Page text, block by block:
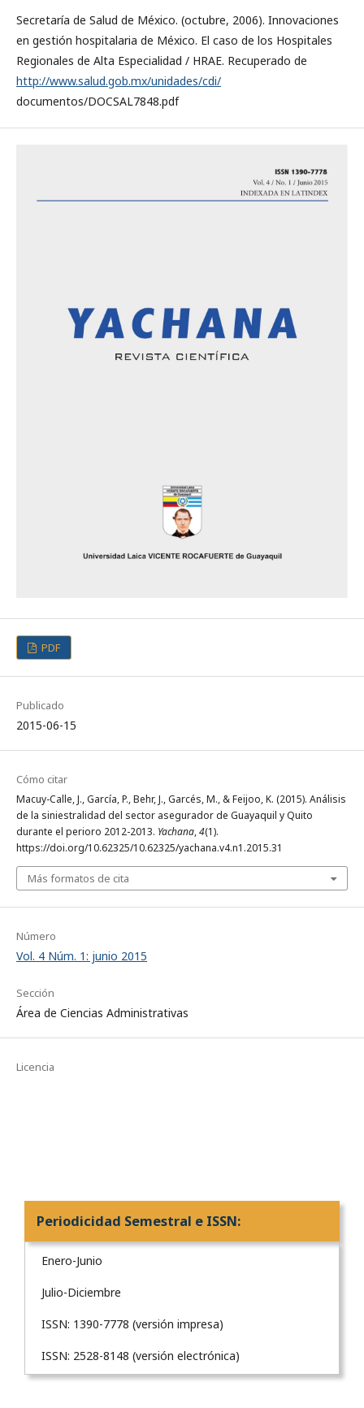
Secretaría de Salud de México. (octubre, 2006). Innovaciones
en gestión hospitalaria de México. El caso de los Hospitales
Regionales de Alta Especialidad / HRAE. Recuperado de
http://www.salud.gob.mx/unidades/cdi/
documentos/DOCSAL7848.pdf
PDF
Publicado
2015-06-15
Cómo citar
Macuy-Calle, J., García, P., Behr, J., Garcés, M., & Feijoo, K. (2015). Análisis
de la siniestralidad del sector asegurador de Guayaquil y Quito
durante el perioro 2012-2013. Yachana,4(1).
https://doi.org/10.62325/10.62325/yachana.v4.n1.2015.31
Más formatos de cita
Número
Vol. 4 Núm. 1: junio 2015
Sección
Área de Ciencias Administrativas
Licencia
Periodicidad Semestral e ISSN:
Enero-Junio
Julio-Diciembre
ISSN: 1390-7778 (versión impresa)
ISSN: 2528-8148 (versión electrónica)